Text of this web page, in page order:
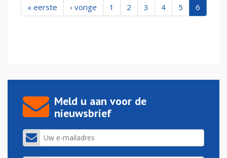
« eerste ‹ vorige 1 2 3 4 5 6
Meld u aan voor de
nieuwsbrief